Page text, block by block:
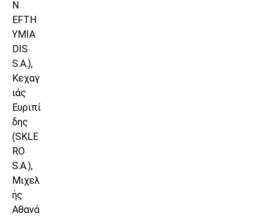
N
EFTH
YMIA
DIS
S.A.),
Κεχαγ
ιάς
Ευριπί
δης
(SKLE
RO
S.A.),
Μιχελ
ής
Αθανά